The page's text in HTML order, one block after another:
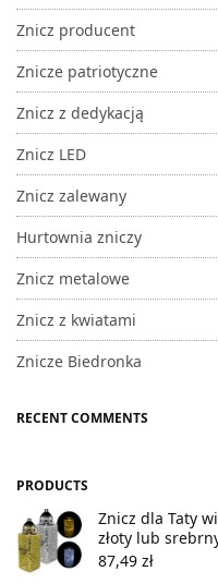
Znicz producent
Znicze patriotyczne
Znicz z dedykacją
Znicz LED
Znicz zalewany
Hurtownia zniczy
Znicz metalowe
Znicz z kwiatami
Znicze Biedronka
RECENT COMMENTS
PRODUCTS
Znicz dla Taty
złoty lub
87,49 zł